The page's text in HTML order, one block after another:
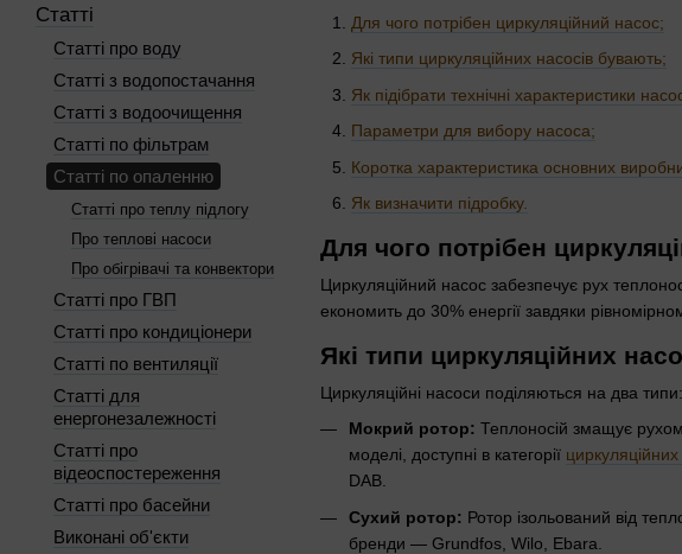
Для чого потрібен циркуляційний насос;
Які типи циркуляційних насосів бувають;
Як підібрати технічні характеристики
Параметри для вибору насоса;
Коротка характеристика основних
Як визначити підробку.
Для чого потрібен
Циркуляційний насос забезпечує рух
економить до 30% енергії завдяки
Які типи циркуляційних
Циркуляційні насоси поділяються на два
Мокрий ротор: Теплоносій змащує
моделі, доступні в категорії циркуляційних
DAB.
Сухий ротор: Ротор ізольований від
бренди — Grundfos, Wilo, Ebara.
Статті
Статті про воду
Статті з водопостачання
Статті з водоочищення
Статті по фільтрам
Статті по опаленню
Статті про теплу підлогу
Про теплові насоси
Про обігрівачі та конвектори
Статті про ГВП
Статті про кондиціонери
Статті по вентиляції
Статті для
енергонезалежності
Статті про
відеоспостереження
Статті про басейни
Виконані об'єкти